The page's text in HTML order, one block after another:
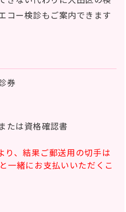
コー検診もご案内できます
券
たは資格確認書
り、結果ご郵送用の切手は
一緒にお支払いいただくこ